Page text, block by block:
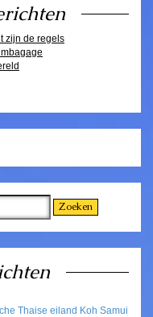
zijn de regels
Thaise eiland Koh Samui